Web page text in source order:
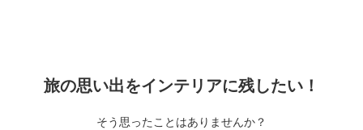
旅の思い出をインテリアに残したい！
そう思ったことはありませんか？